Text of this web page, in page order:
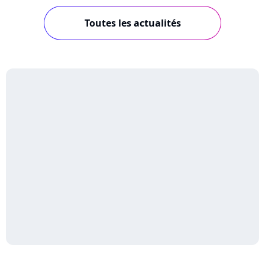
Toutes les actualités